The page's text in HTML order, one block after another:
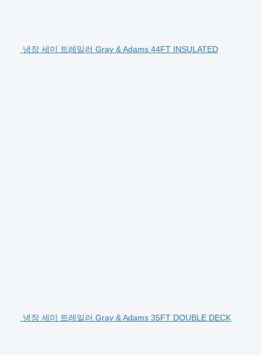
냉장 세미 트레일러 Gray & Adams 44FT INSULATED
냉장 세미 트레일러 Gray & Adams 35FT DOUBLE DECK